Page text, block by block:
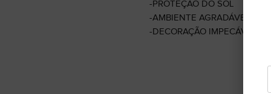
-PROTEÇÃO DO SOL
-AMBIENTE AGRADÁVEL
-DECORAÇÃO IMPECÁVEL